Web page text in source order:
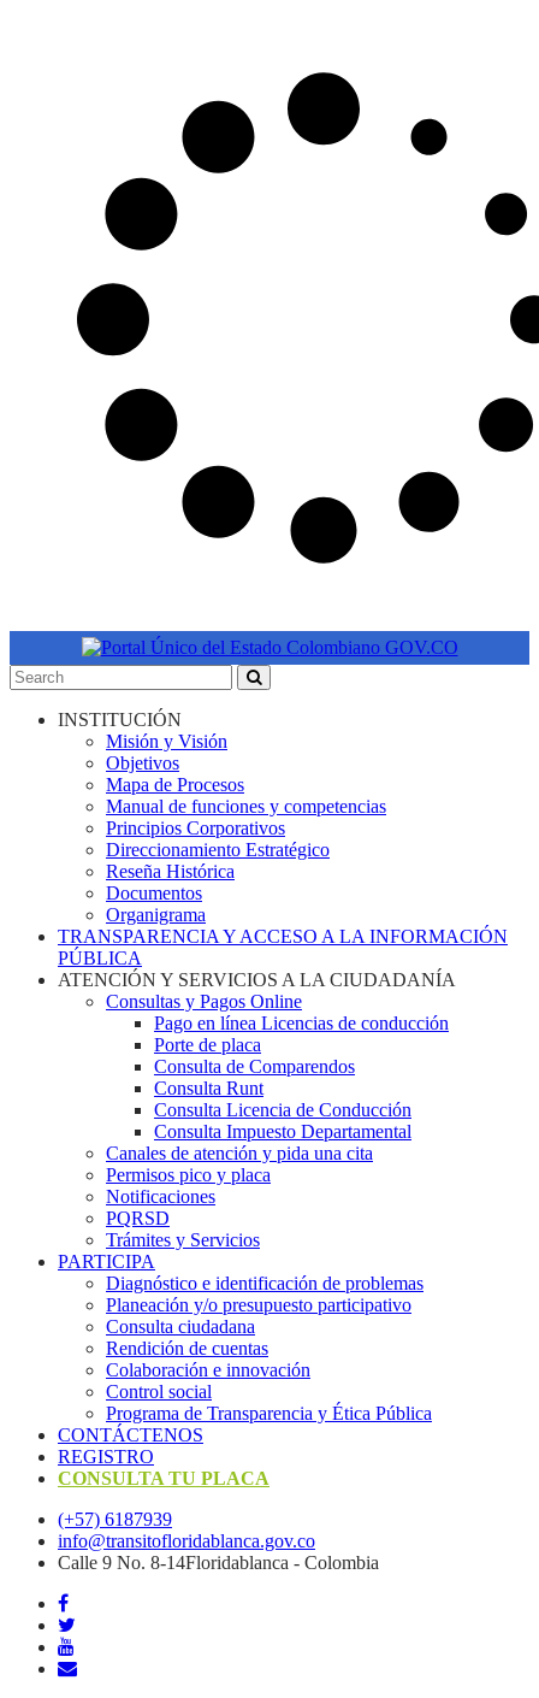
INSTITUCIÓN
Misión y Visión
Objetivos
Mapa de Procesos
Manual de funciones y competencias
Principios Corporativos
Direccionamiento Estratégico
Reseña Histórica
Documentos
Organigrama
TRANSPARENCIA Y ACCESO A LA INFORMACIÓN
PÚBLICA
ATENCIÓN Y SERVICIOS A LA CIUDADANÍA
Consultas y Pagos Online
Pago en línea Licencias de conducción
Porte de placa
Consulta de Comparendos
Consulta Runt
Consulta Licencia de Conducción
Consulta Impuesto Departamental
Canales de atención y pida una cita
Permisos pico y placa
Notificaciones
PQRSD
Trámites y Servicios
PARTICIPA
Diagnóstico e identificación de problemas
Planeación y/o presupuesto participativo​
Consulta ciudadana
Rendición de cuentas
Colaboración e innovación
Control social
Programa de Transparencia y Ética Pública
CONTÁCTENOS
REGISTRO
CONSULTA TU PLACA
(+57) 6187939
info@transitofloridablanca.gov.co
Calle 9 No. 8-14Floridablanca - Colombia